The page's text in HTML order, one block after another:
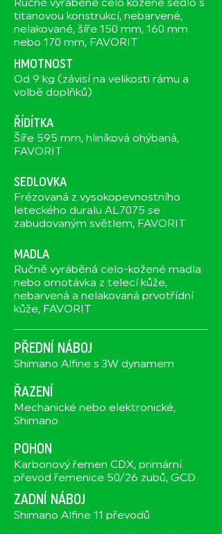
titanovou konstrukcí, nebarvené,
nelakované, šíře 150 mm, 160 mm
nebo 170 mm, FAVORIT
HMOTNOST
Od 9 kg (závisí na velikosti rámu a
volbě doplňků)
ŘÍDÍTKA
Šíře 595 mm, hliníková ohýbaná,
FAVORIT
SEDLOVKA
Frézovaná z vysokopevnostního
leteckého duralu AL7075 se
zabudovaným světlem, FAVORIT
MADLA
Ručně vyráběná celo-kožené madla
nebo omotávka z telecí kůže,
nebarvená a nelakovaná prvotřídní
kůže, FAVORIT
PŘEDNÍ NÁBOJ
Shimano Alfine s 3W dynamem
ŘAZENÍ
Mechanické nebo elektronické,
Shimano
POHON
Karbonový řemen CDX, primární
převod řemenice 50/26 zubů, GCD
ZADNÍ NÁBOJ
Shimano Alfine 11 převodů